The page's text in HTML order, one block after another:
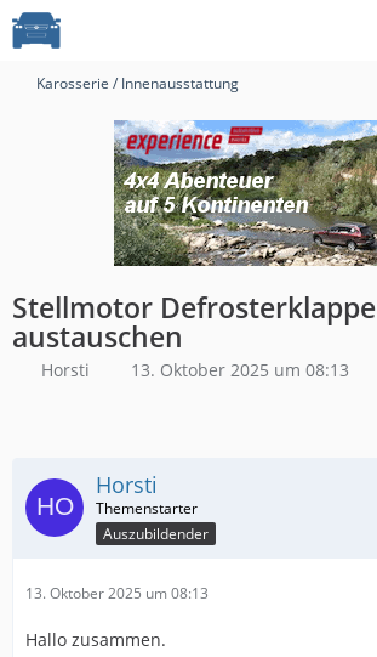
Karosserie / Innenausstattung
Stellmotor Defrosterklappe
austauschen
Horsti 13. Oktober 2025 um 08:13
Horsti
Auszubildender
13. Oktober 2025 um 08:13
Hallo zusammen.